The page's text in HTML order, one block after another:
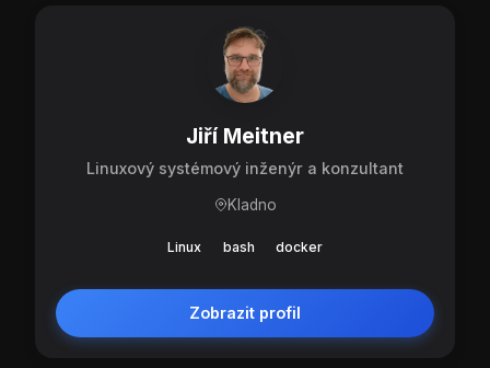
Jiří Meitner
Linuxový systémový inženýr a konzultant
Kladno
Linux bash docker
Zobrazit profil